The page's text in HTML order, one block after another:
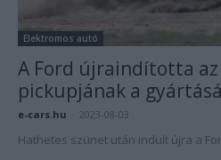
Elektromos autó
A Ford újraindította
pickupjának a
e-cars.hu 2023-08-03
Hathetes szünet után indult újra a